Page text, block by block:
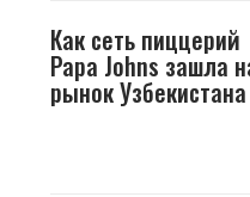
Как сеть пиццерий
Papa Johns зашла
рынок Узбекистана